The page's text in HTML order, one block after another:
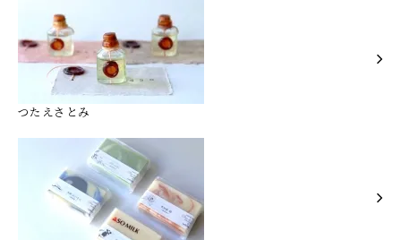
つたえさとみ